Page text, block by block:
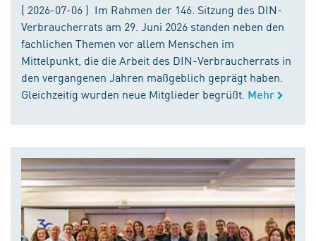
( 2026-07-06 ) Im Rahmen der 146. Sitzung des DIN-
Verbraucherrats am 29. Juni 2026 standen neben den
fachlichen Themen vor allem Menschen im
Mittelpunkt, die die Arbeit des DIN-Verbraucherrats in
den vergangenen Jahren maßgeblich geprägt haben.
Gleichzeitig wurden neue Mitglieder begrüßt. Mehr